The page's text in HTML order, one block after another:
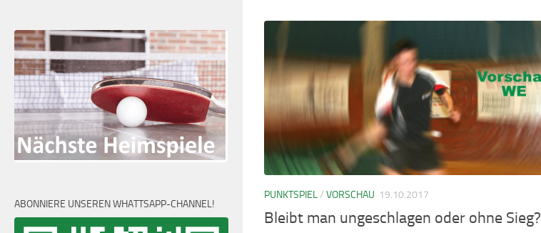
PUNKTSPIEL/ VORSCHAU 19.10.2017
Bleibt man ungeschlagen oder ohne Sieg?
ABONNIERE UNSEREN WHATTSAPP-CHANNEL!